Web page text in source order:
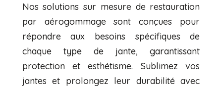
Nos solutions sur mesure de restauration
par aérogommage sont conçues pour
répondre aux besoins spécifiques de
chaque type de jante, garantissant
protection et esthétisme. Sublimez vos
jantes et prolongez leur durabilité avec